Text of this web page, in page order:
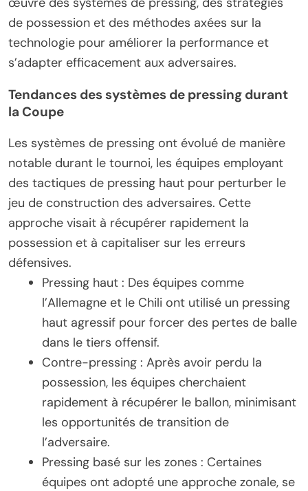
de possession et des méthodes axées sur la
technologie pour améliorer la performance et
s’adapter efficacement aux adversaires.
Tendances des systèmes de pressing durant
la Coupe
Les systèmes de pressing ont évolué de manière
notable durant le tournoi, les équipes employant
des tactiques de pressing haut pour perturber le
jeu de construction des adversaires. Cette
approche visait à récupérer rapidement la
possession et à capitaliser sur les erreurs
défensives.
Pressing haut : Des équipes comme
l’Allemagne et le Chili ont utilisé un pressing
haut agressif pour forcer des pertes de balle
dans le tiers offensif.
Contre-pressing : Après avoir perdu la
possession, les équipes cherchaient
rapidement à récupérer le ballon, minimisant
les opportunités de transition de
l’adversaire.
Pressing basé sur les zones : Certaines
équipes ont adopté une approche zonale, se